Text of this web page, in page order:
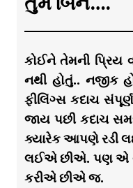
કોઈને તેમની પ્રિય
નથી હોતું.. નજીક
ફીલિંગ્સ કદાચ
જાય પછી કદાચ
ક્યારેક આપણે રડી
લઈએ છીએ. પણ એ
કરીએ છીએ જ.